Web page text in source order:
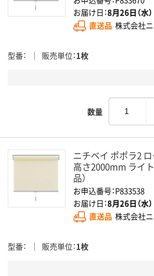
お届け日：8月26日（水
直送品 株式会社
型番 販売単位 1枚
数量
ニチベイ ポポラ2
高さ2000mm ライ
品）
お申込番号：P833538
お届け日：8月26日（水
直送品 株式会社
型番 販売単位 1枚